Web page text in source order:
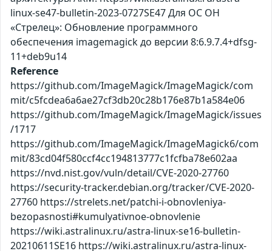
linux-se47-bulletin-2023-0727SE47 Для ОС ОН
«Стрелец»: Обновление программного
обеспечения imagemagick до версии 8:6.9.7.4+dfsg-
11+deb9u14
Reference
https://github.com/ImageMagick/ImageMagick/com
mit/c5fcdea6a6ae27cf3db20c28b176e87b1a584e06
https://github.com/ImageMagick/ImageMagick/issues
/1717
https://github.com/ImageMagick/ImageMagick6/com
mit/83cd04f580ccf4cc194813777c1fcfba78e602aa
https://nvd.nist.gov/vuln/detail/CVE-2020-27760
https://security-tracker.debian.org/tracker/CVE-2020-
27760 https://strelets.net/patchi-i-obnovleniya-
bezopasnosti#kumulyativnoe-obnovlenie
https://wiki.astralinux.ru/astra-linux-se16-bulletin-
20210611SE16 https://wiki.astralinux.ru/astra-linux-